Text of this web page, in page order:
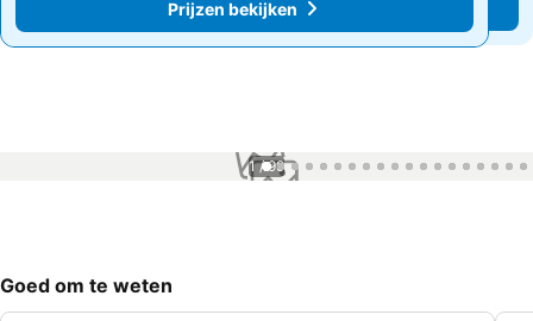
Prijzen bekijken
Prijzen bekijken
1 / 99
Goed om te weten